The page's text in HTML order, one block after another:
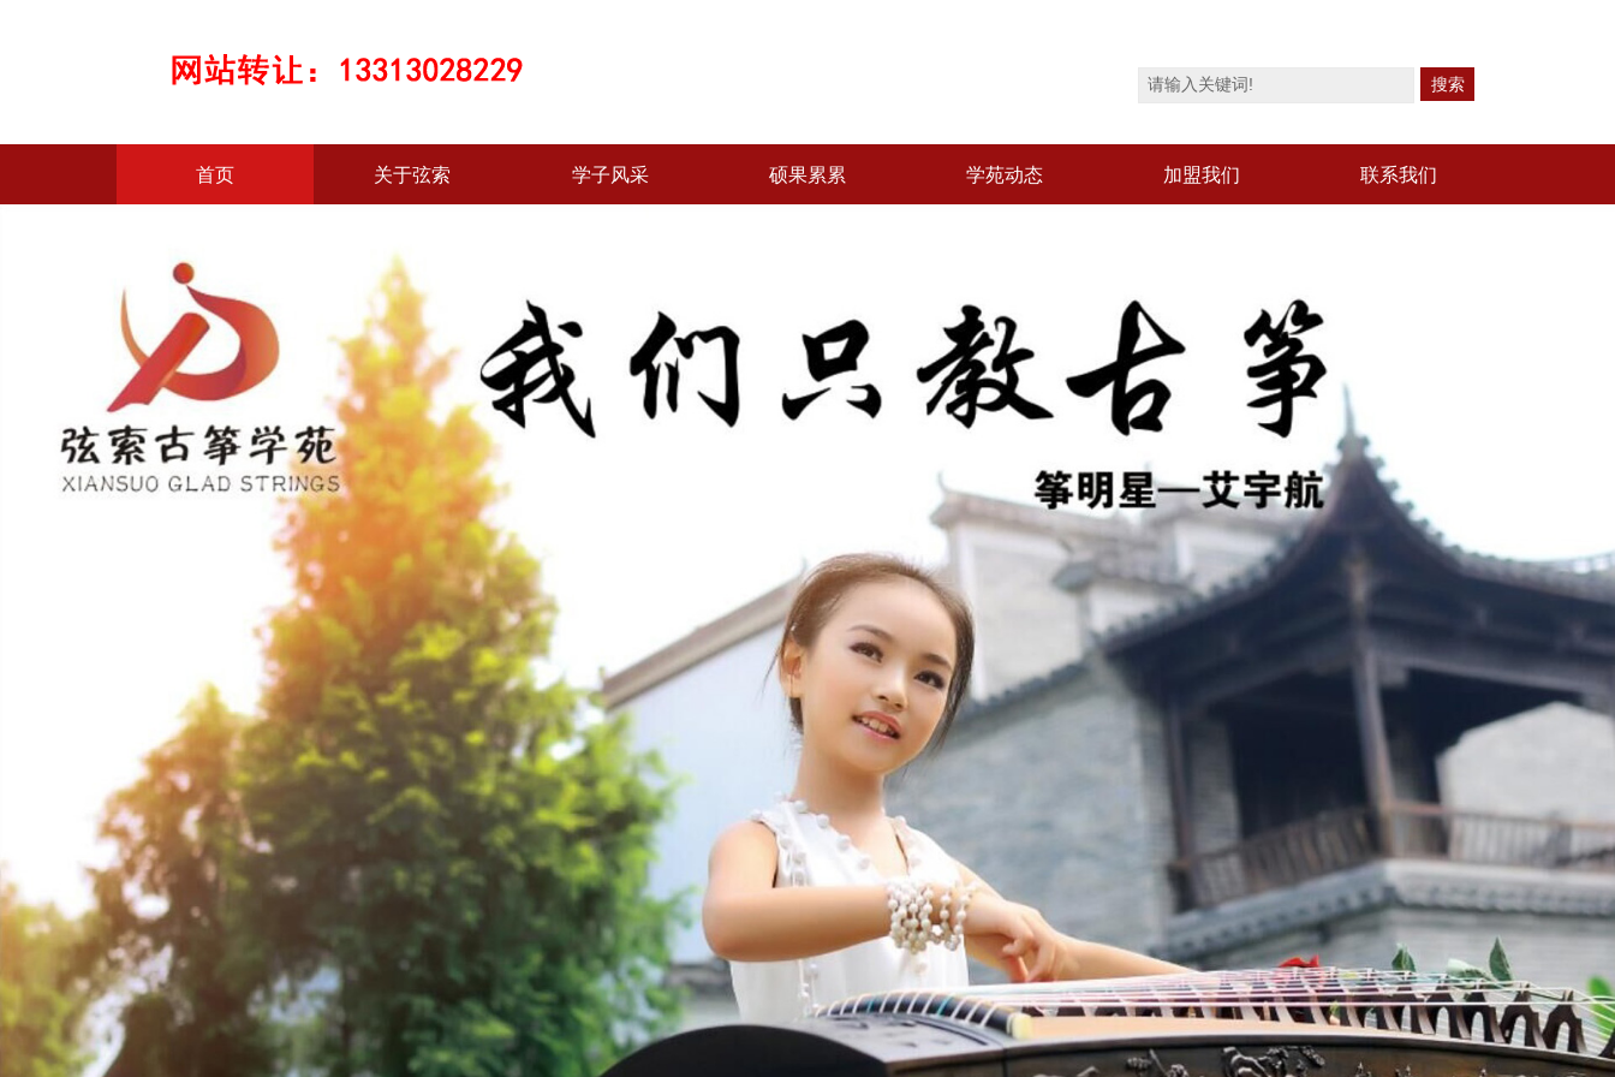
首页 关于弦索 学子风采 硕果累累 学苑动态 加盟我们 联系我们